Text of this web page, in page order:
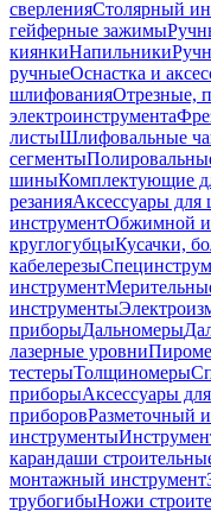
сверленияСтолярный
гейферные зажимы
киянкиНапильники
ручныеОснастка и
шлифованияОтрезные,
электроинструмента
листыШлифовальные
сегменты
шиныКомплектующие
резанияАксессуары
инструментОбжимной
круглогубцыКусачки,
кабелерезы
инструмент
инструменты
приборыДальномеры
лазерные уровни
тестерыТолщиномеры
приборыАксессуары
приборовРазметочный
инструменты
карандаши
монтажный инструмент
трубогибыНожи